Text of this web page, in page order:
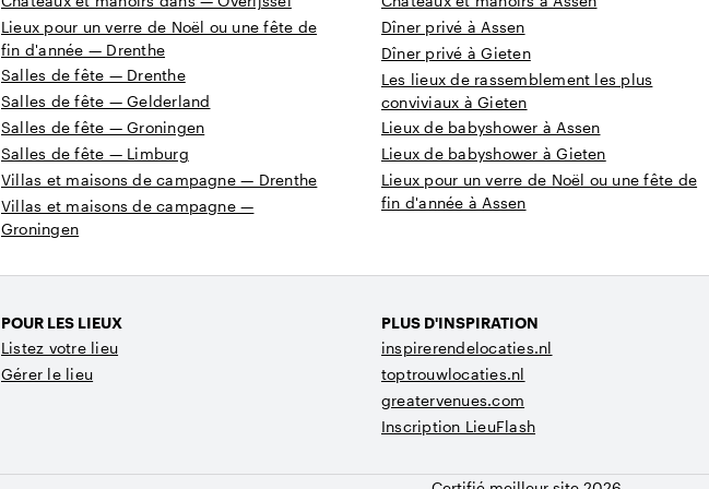
Lieux pour un verre de Noël ou une fête de
fin d'année — Drenthe
Salles de fête — Drenthe
Salles de fête — Gelderland
Salles de fête — Groningen
Salles de fête — Limburg
Villas et maisons de campagne — Drenthe
Villas et maisons de campagne —
Groningen
Dîner privé à Assen
Dîner privé à Gieten
Les lieux de rassemblement les plus
conviviaux à Gieten
Lieux de babyshower à Assen
Lieux de babyshower à Gieten
Lieux pour un verre de Noël ou une fête de
fin d'année à Assen
POUR LES LIEUX
Listez votre lieu
Gérer le lieu
PLUS D'INSPIRATION
inspirerendelocaties.nl
toptrouwlocaties.nl
greatervenues.com
Inscription LieuFlash